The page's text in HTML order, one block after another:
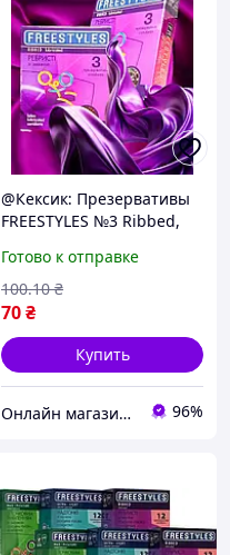
@Кексик: Презервативы
FREESTYLES №3 Ribbed,
доставка
Готово к отправке
70₴
100.10 ₴
Купить
Онлайн магазин - Кексик🧁 96%